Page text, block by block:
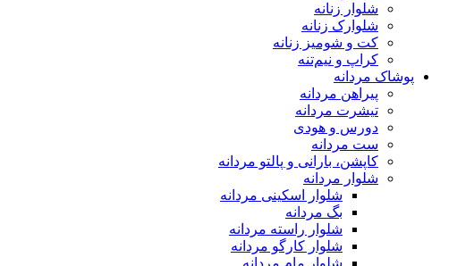
شلوار زنانه
شلوارک زنانه
کت و شومیز زنانه
کراپ و نیم‌تنه
پوشاک مردانه
پیراهن مردانه
تیشرت مردانه
دورس و هودی
ست مردانه
کاپشن، بارانی و پالتو مردانه
شلوار مردانه
شلوار اسکینی مردانه
بگ مردانه
شلوار راسته مردانه
شلوار کارگو مردانه
شلوار مام مردانه